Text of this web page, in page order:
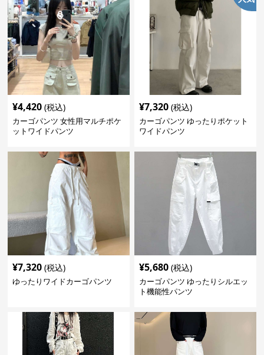
¥4,420 (税込)
カーゴパンツ 女性用マルチポケ
ットワイドパンツ
¥7,320 (税込)
カーゴパンツ ゆったりポケット
ワイドパンツ
¥7,320 (税込)
ゆったりワイドカーゴパンツ
¥5,680 (税込)
カーゴパンツ ゆったりシルエッ
ト機能性パンツ